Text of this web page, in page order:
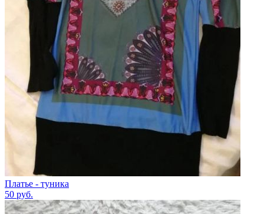
Платье - туника
50 руб.